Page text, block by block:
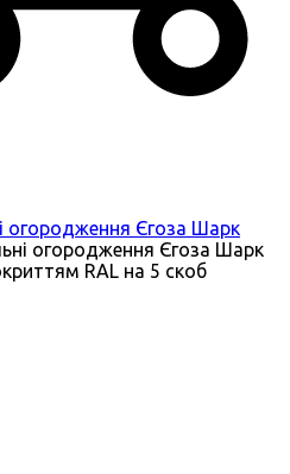
огородження Єгоза Шарк
огородження Єгоза Шарк
RAL на 5 скоб